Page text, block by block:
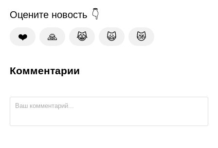
Оцените новость
❤️ 🙏 😹 🙀 😿
Комментарии